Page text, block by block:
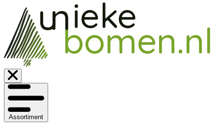
bomen.nl
unieke
Assortiment